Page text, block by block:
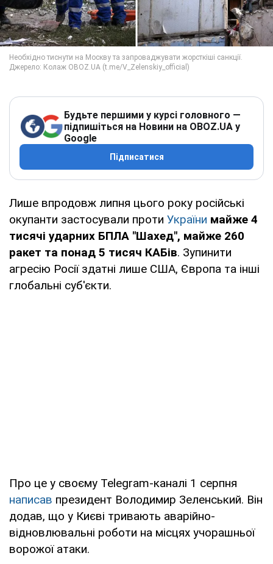
Будьте першими у курсі головного —
підпишіться на Новини на OBOZ.UA у
Google
Підписатися
Лише впродовж липня цього року російські
окупанти застосували проти України майже 4
тисячі ударних БПЛА "Шахед", майже 260
ракет та понад 5 тисяч КАБів. Зупинити
агресію Росії здатні лише США, Європа та інші
глобальні суб'єкти.
Про це у своєму Telegram-каналі 1 серпня
написав президент Володимир Зеленський. Він
додав, що у Києві тривають аварійно-
відновлювальні роботи на місцях учорашньої
ворожої атаки.